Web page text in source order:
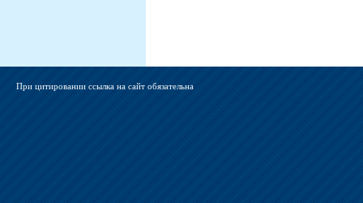
При цитировании ссылка на сайт обязательна